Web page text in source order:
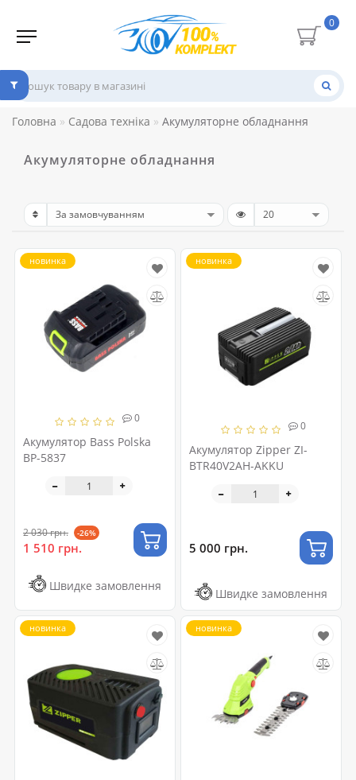
0
Головна Садова техніка Акумуляторне обладнання
Акумуляторне обладнання
0
Акумулятор Bass Polska
BP-5837
новинка
2 030 грн. -26%
1 510 грн.
Швидке замовлення
0
Акумулятор Zipper ZI-
BTR40V2AH-AKKU
новинка
5 000 грн.
Швидке замовлення
новинка новинка